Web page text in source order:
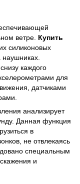
ветре. Купить
силиконовых
каждого
для
датчиками
анализирует
Данная функция
в
не отвлекаясь
специальным
и